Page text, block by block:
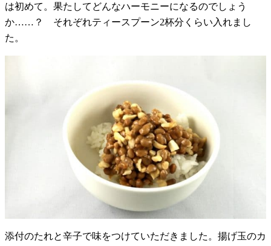
は初めて。果たしてどんなハーモニーになるのでしょう
か……？ それぞれティースプーン2杯分くらい入れまし
た。
添付のたれと辛子で味をつけていただきました。揚げ玉のカ